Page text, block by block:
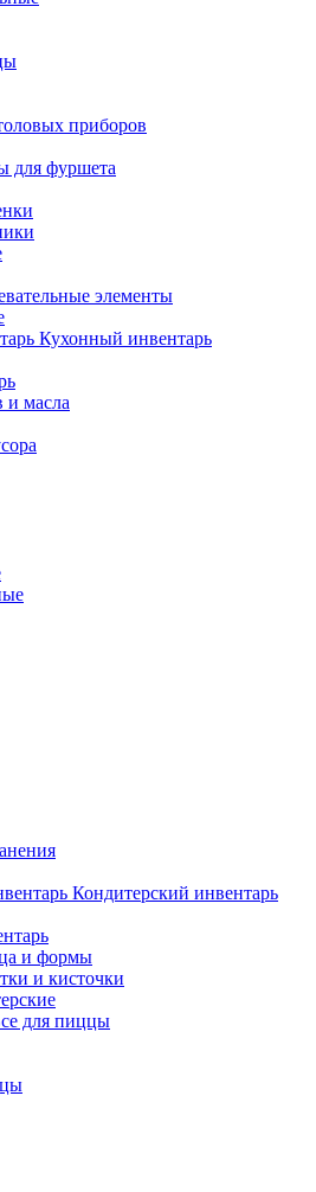
приборов
для фуршета
элементы
Кухонный инвентарь
и масла
Кондитерский инвентарь
и формы
и кисточки
для пиццы